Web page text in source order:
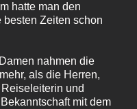
hatte man den
besten Zeiten schon
nahmen die
als die Herren,
und
mit dem